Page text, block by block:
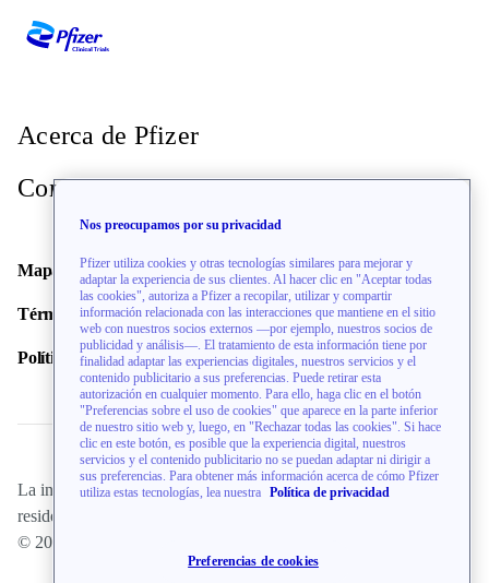
Acerca de Pfizer
Contacto
Mapa del sitio
Términos de uso
Política de privacidad
La información de este sitio web está dirigida únicamente a
residentes de los EE. UU.
© 2026 Pfizer Inc. Todos Los Derechos Reservados.
Nos preocupamos por su privacidad
Pfizer utiliza cookies y otras tecnologías similares para mejorar y
adaptar la experiencia de sus clientes. Al hacer clic en "Aceptar todas
las cookies", autoriza a Pfizer a recopilar, utilizar y compartir
información relacionada con las interacciones que mantiene en el sitio
web con nuestros socios externos —por ejemplo, nuestros socios de
publicidad y análisis—. El tratamiento de esta información tiene por
finalidad adaptar las experiencias digitales, nuestros servicios y el
contenido publicitario a sus preferencias. Puede retirar esta
autorización en cualquier momento. Para ello, haga clic en el botón
"Preferencias sobre el uso de cookies" que aparece en la parte inferior
de nuestro sitio web y, luego, en "Rechazar todas las cookies". Si hace
clic en este botón, es posible que la experiencia digital, nuestros
servicios y el contenido publicitario no se puedan adaptar ni dirigir a
sus preferencias. Para obtener más información acerca de cómo Pfizer
utiliza estas tecnologías, lea nuestra Política de privacidad
Preferencias de cookies